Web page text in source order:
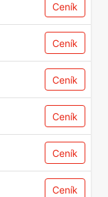
Ceník
Ceník
Ceník
Ceník
Ceník
Ceník